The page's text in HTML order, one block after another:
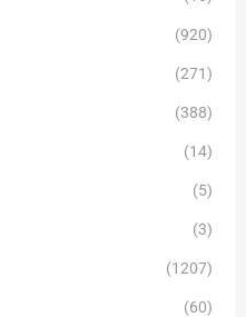
(920)
(271)
(388)
(14)
(5)
(3)
(1207)
(60)